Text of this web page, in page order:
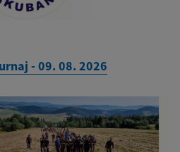
- 09. 08. 2026